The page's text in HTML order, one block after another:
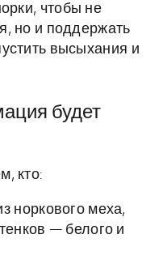
чтобы не
но и поддержать
высыхания и
будет
кто:
норкового меха,
— белого и